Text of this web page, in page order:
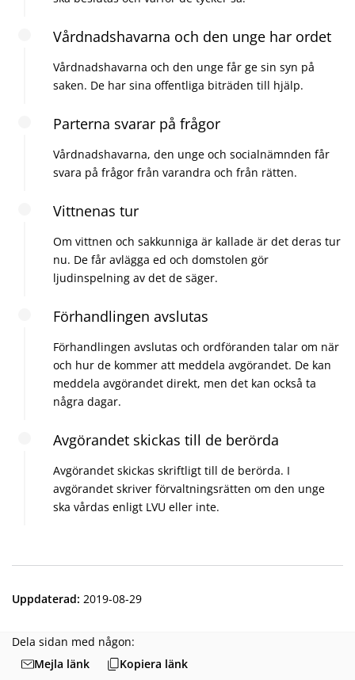
Vårdnadshavarna och den unge har ordet
Vårdnadshavarna och den unge får ge sin syn på
saken. De har sina offentliga biträden till hjälp.
Parterna svarar på frågor
Vårdnadshavarna, den unge och socialnämnden får
svara på frågor från varandra och från rätten.
Vittnenas tur
Om vittnen och sakkunniga är kallade är det deras tur
nu. De får avlägga ed och domstolen gör
ljudinspelning av det de säger.
Förhandlingen avslutas
Förhandlingen avslutas och ordföranden talar om när
och hur de kommer att meddela avgörandet. De kan
meddela avgörandet direkt, men det kan också ta
några dagar.
Avgörandet skickas till de berörda
Avgörandet skickas skriftligt till de berörda. I
avgörandet skriver förvaltningsrätten om den unge
ska vårdas enligt LVU eller inte.
Uppdaterad: 2019-08-29
Dela sidan med någon:
Mejla länk
Kopiera länk